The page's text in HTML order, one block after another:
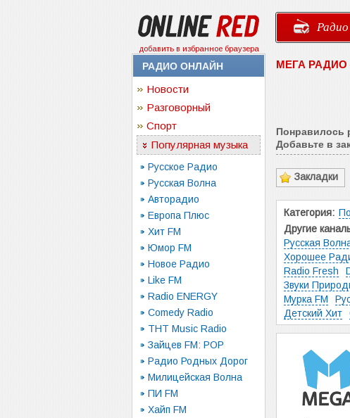
добавить в избранное браузера
РАДИО ОНЛАЙН
Новости
Разговорный
Спорт
Популярная музыка
Русское Радио
Русская Волна
Авторадио
Европа Плюс
Хит FM
Юмор FM
Новое Радио
Like FM
Radio ENERGY
Comedy Radio
ТНТ Music Radio
Зайцев FM: POP
Радио Родных Дорог
Милицейская Волна
ПИ FM
Хайп FM
МЕГА
Понравилось
Добавьте в
Закладки
Категория:
Другие
Русская
Хорошее
Radio Fresh
Звуки
Мурка FM
Детский Хит